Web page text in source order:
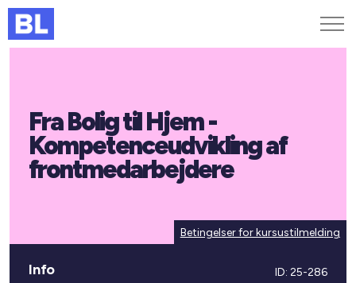
Find medarbejder
Kurser og arrangementer
Jobportalen
MitBL
Fra Bolig til Hjem -
Kompetenceudvikling af
frontmedarbejdere
Betingelser for kursustilmelding
Info ID: 25-286